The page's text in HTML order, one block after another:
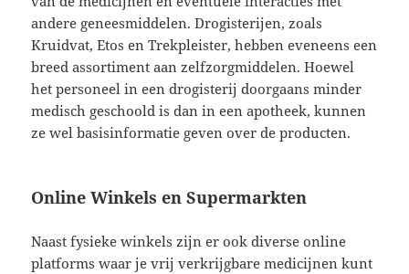
andere geneesmiddelen. Drogisterijen, zoals
Kruidvat, Etos en Trekpleister, hebben eveneens een
breed assortiment aan zelfzorgmiddelen. Hoewel
het personeel in een drogisterij doorgaans minder
medisch geschoold is dan in een apotheek, kunnen
ze wel basisinformatie geven over de producten.
Online Winkels en Supermarkten
Naast fysieke winkels zijn er ook diverse online
platforms waar je vrij verkrijgbare medicijnen kunt